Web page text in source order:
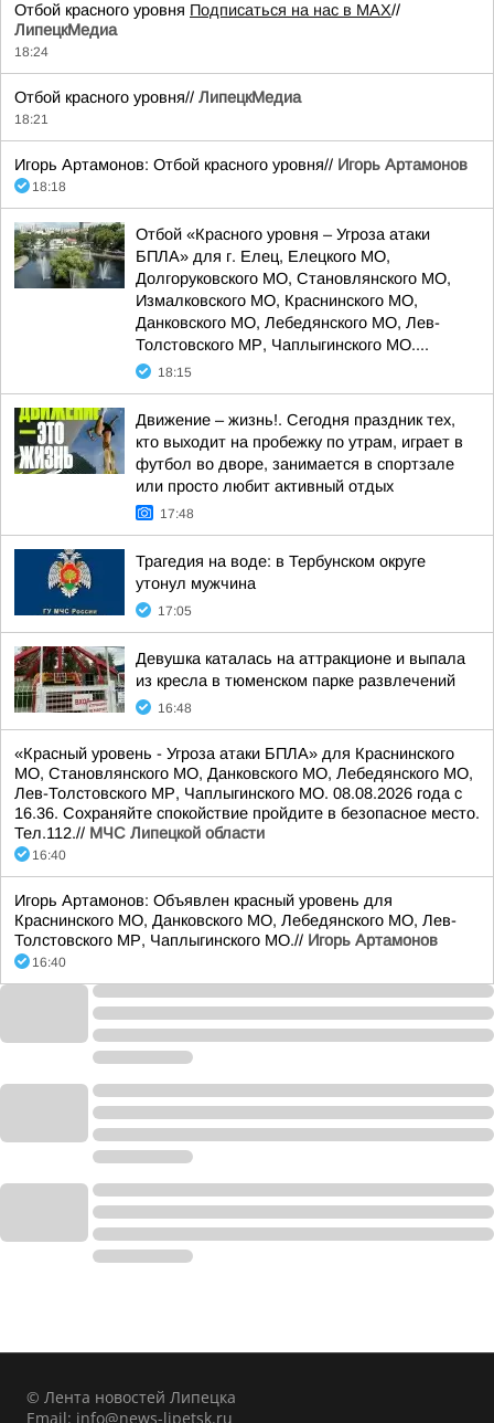
Отбой красного уровня Подписаться на нас в МАХ//
ЛипецкМедиа
18:24
Отбой красного уровня// ЛипецкМедиа
18:21
Игорь Артамонов: Отбой красного уровня// Игорь Артамонов
18:18
Отбой «Красного уровня – Угроза атаки
БПЛА» для г. Елец, Елецкого МО,
Долгоруковского МО, Становлянского МО,
Измалковского МО, Краснинского МО,
Данковского МО, Лебедянского МО, Лев-
Толстовского МР, Чаплыгинского МО....
18:15
Движение – жизнь!. Сегодня праздник тех,
кто выходит на пробежку по утрам, играет в
футбол во дворе, занимается в спортзале
или просто любит активный отдых
17:48
Трагедия на воде: в Тербунском округе
утонул мужчина
17:05
Девушка каталась на аттракционе и выпала
из кресла в тюменском парке развлечений
16:48
«Красный уровень - Угроза атаки БПЛА» для Краснинского
МО, Становлянского МО, Данковского МО, Лебедянского МО,
Лев-Толстовского МР, Чаплыгинского МО. 08.08.2026 года с
16.36. Сохраняйте спокойствие пройдите в безопасное место.
Тел.112.// МЧС Липецкой области
16:40
Игорь Артамонов: Объявлен красный уровень для
Краснинского МО, Данковского МО, Лебедянского МО, Лев-
Толстовского МР, Чаплыгинского МО.// Игорь Артамонов
16:40
© Лента новостей Липецка
Email: info@news-lipetsk.ru